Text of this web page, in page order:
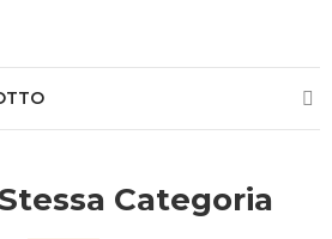
Categoria